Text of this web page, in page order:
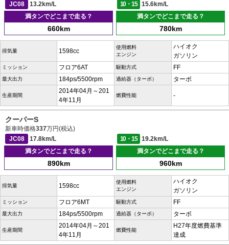
JC08
13.2km/L 10・15
15.6km/L
満タンでどこまで走る？
660km
満タンでどこまで走る？
780km
排気量 1598cc
使用燃料
エンジン
ハイオク
ガソリン
ミッション フロア6AT 駆動方式 FF
最大出力 184ps/5500rpm 過給器（ターボ） ターボ
生産期間
2014年04月～201
4年11月
燃費性能 -
クーパーS
新車時価格337万円(税込)
JC08
17.8km/L 10・15
19.2km/L
満タンでどこまで走る？
890km
満タンでどこまで走る？
960km
排気量 1598cc
使用燃料
エンジン
ハイオク
ガソリン
ミッション フロア6MT 駆動方式 FF
最大出力 184ps/5500rpm 過給器（ターボ） ターボ
生産期間
2014年04月～201
4年11月
燃費性能
H27年度燃費基準
達成